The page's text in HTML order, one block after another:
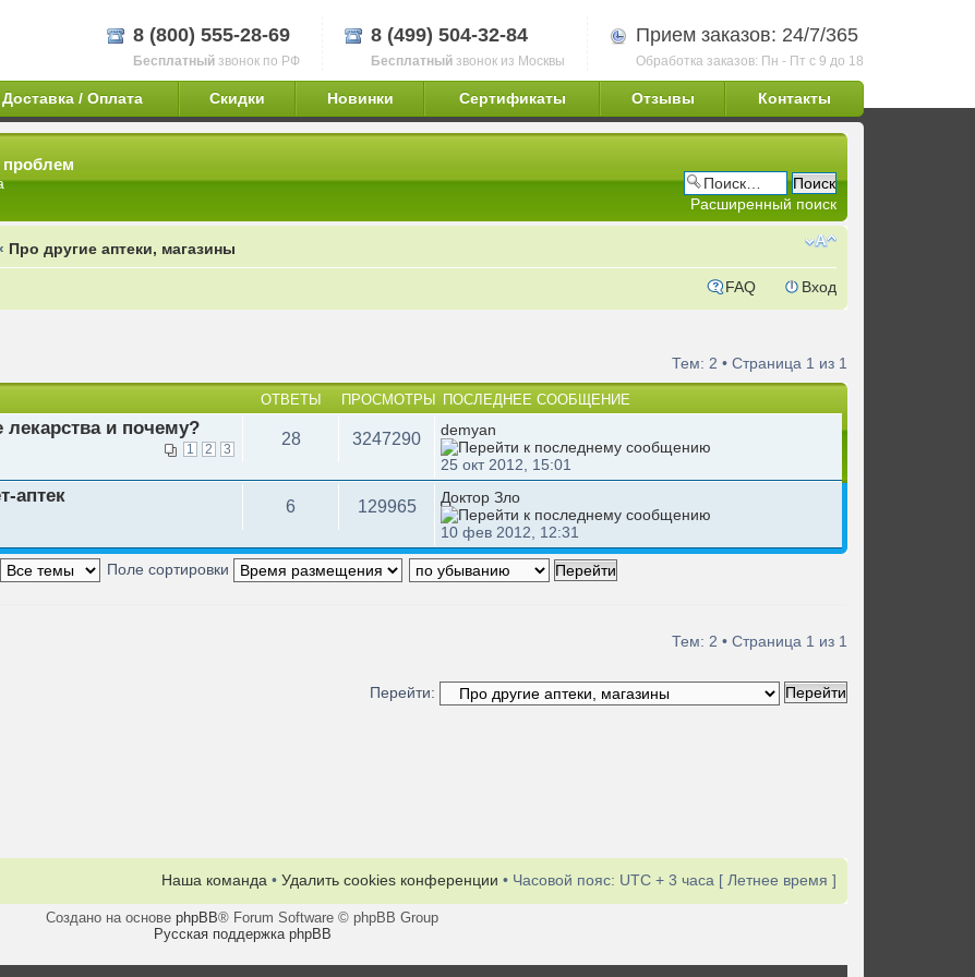
8 (800) 555-28-69
Бесплатный звонок по РФ
8 (499) 504-32-84
Бесплатный звонок из Москвы
Прием заказов: 24/7/365
Обработка заказов: Пн - Пт с 9 до 18
Доставка / Оплата Скидки Новинки Сертификаты Отзывы Контакты
Расширенный поиск
‹ Про другие аптеки, магазины
FAQ Вход
Тем: 2 • Страница 1 из 1
ОТВЕТЫ ПРОСМОТРЫ ПОСЛЕДНЕЕ СООБЩЕНИЕ
лекарства и почему?
1 2 3
28 3247290
demyan
25 окт 2012, 15:01
аптек
6 129965
Доктор Зло
10 фев 2012, 12:31
Поле сортировки
Тем: 2 • Страница 1 из 1
Перейти:
Наша команда • Удалить cookies конференции • Часовой пояс: UTC + 3 часа [ Летнее время ]
Создано на основе phpBB® Forum Software © phpBB Group
Русская поддержка phpBB